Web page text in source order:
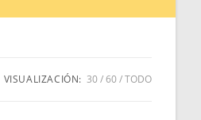
de
la
VISUALIZACIÓN: 30 60 TODO